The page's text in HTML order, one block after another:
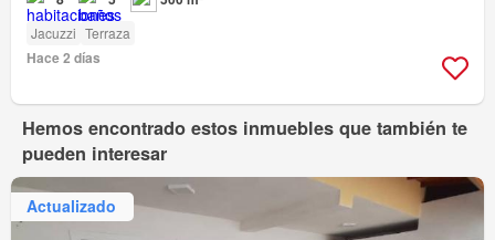
Jacuzzi Terraza
Hace 2 días
Hemos encontrado estos inmuebles que también te
pueden interesar
Actualizado